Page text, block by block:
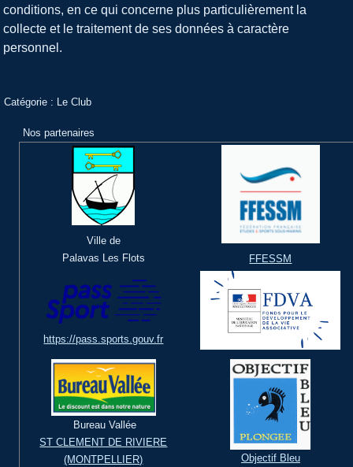
conditions, en ce qui concerne plus particulièrement la
collecte et le traitement de ses données à caractère
personnel.
Catégorie : Le Club
Nos partenaires
Ville de
Palavas Les Flots
FFESSM
https://pass.sports.gouv.fr
Bureau Vallée
ST CLEMENT DE RIVIERE
(MONTPELLIER)
Objectif Bleu